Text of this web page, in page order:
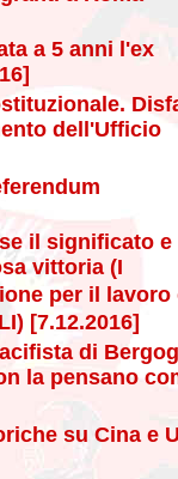
a 5 anni l'ex
dell'Ufficio
il significato e
vittoria (I
per il lavoro
[7.12.2016]
di
la pensano
su Cina e